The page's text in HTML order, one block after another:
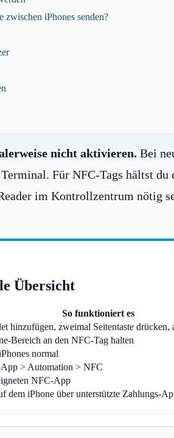
iPhones senden?
nicht aktivieren. Bei
Für NFC-Tags hältst
im Kontrollzentrum nötig
Übersicht
So funktioniert es
hinzufügen, zweimal Seitentaste drücken,
Bereich an den NFC-Tag halten
normal
> Automation > NFC
NFC-App
dem iPhone über unterstützte Zahlungs-